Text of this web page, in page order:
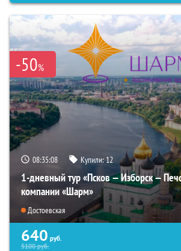
-50%
08:35:07 Купили:12
1-дневный тур «Псков — Изборск —
компании «Шарм»
Достоевская
640 руб.
5100руб.